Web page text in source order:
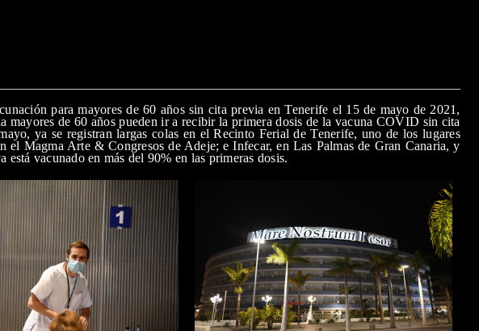
para mayores de 60 años sin cita previa en Tenerife el 15 de mayo de 2021,
mayores de 60 años pueden ir a recibir la primera dosis de la vacuna COVID sin cita
ya se registran largas colas en el Recinto Ferial de Tenerife, uno de los lugares
el Magma Arte & Congresos de Adeje; e Infecar, en Las Palmas de Gran Canaria, y
vacunado en más del 90% en las primeras dosis.